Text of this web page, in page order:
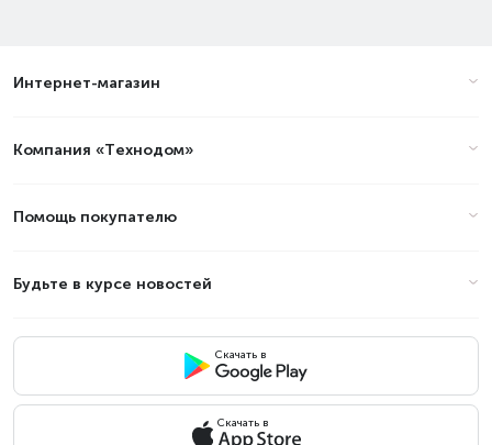
Интернет-магазин
Компания «Технодом»
Помощь покупателю
Будьте в курсе новостей
Скачать в
Скачать в